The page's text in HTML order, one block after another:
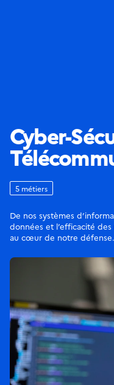
Cyber-
5 métiers
De nos systèmes
données et l’efficacité
au cœur de notre défense.